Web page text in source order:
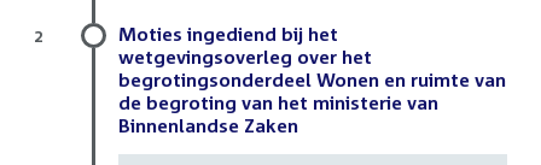
Moties ingediend bij het
wetgevingsoverleg over het
begrotingsonderdeel Wonen en ruimte van
de begroting van het ministerie van
Binnenlandse Zaken
2